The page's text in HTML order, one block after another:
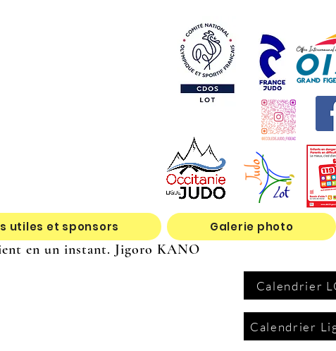
utiles et sponsors Galerie photo
en un instant. Jigoro KANO
Calendrier
Calendrier